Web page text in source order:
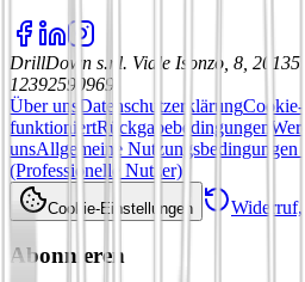
DrillDown s.r.l. Viale Isonzo, 8,
12392590969
Über uns Datenschutzerklärung
funktioniertRückgabebedingungen
unsAllgemeine Nutzungsbedingungen
(Professionelle Nutzer)
Cookie-Einstellungen
Abonnieren